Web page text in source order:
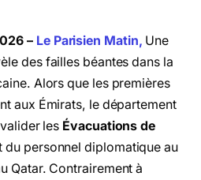
– Le Parisien Matin, Une
des failles béantes dans la
Alors que les premières
aux Émirats, le département
les Évacuations de
du personnel diplomatique au
Qatar. Contrairement à